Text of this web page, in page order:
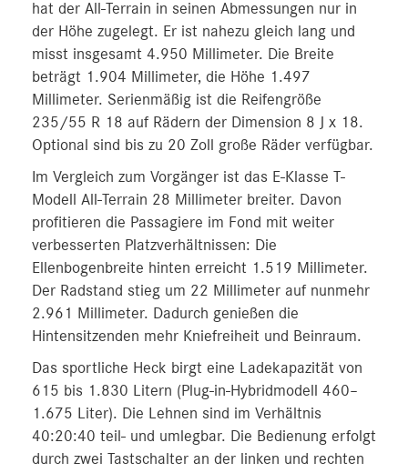
hat der All-Terrain in seinen Abmessungen nur in
der Höhe zugelegt. Er ist nahezu gleich lang und
misst insgesamt 4.950 Millimeter. Die Breite
beträgt 1.904 Millimeter, die Höhe 1.497
Millimeter. Serienmäßig ist die Reifengröße
235/55 R 18 auf Rädern der Dimension 8 J x 18.
Optional sind bis zu 20 Zoll große Räder verfügbar.
Im Vergleich zum Vorgänger ist das E-Klasse T-
Modell All-Terrain 28 Millimeter breiter. Davon
profitieren die Passagiere im Fond mit weiter
verbesserten Platzverhältnissen: Die
Ellenbogenbreite hinten erreicht 1.519 Millimeter.
Der Radstand stieg um 22 Millimeter auf nunmehr
2.961 Millimeter. Dadurch genießen die
Hintensitzenden mehr Kniefreiheit und Beinraum.
Das sportliche Heck birgt eine Ladekapazität von
615 bis 1.830 Litern (Plug-in-Hybridmodell 460–
1.675 Liter). Die Lehnen sind im Verhältnis
40:20:40 teil- und umlegbar. Die Bedienung erfolgt
durch zwei Tastschalter an der linken und rechten